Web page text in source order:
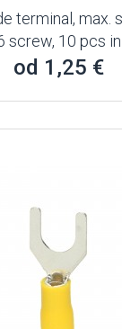
terminal, max.
screw, 10 pcs
od 1,25 €